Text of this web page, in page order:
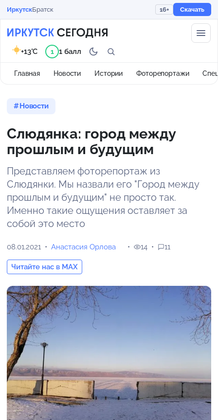
ИркутскБратск 16+ Скачать
Главная Новости Истории Фоторепортажи
+13°C 1 1 балл
Новости
Слюдянка: город между
прошлым и будущим
Представляем фоторепортаж из
Слюдянки. Мы назвали его "Город между
прошлым и будущим" не просто так.
Именно такие ощущения оставляет за
собой это место
08.01.2021 Анастасия Орлова
Читайте нас в MAX
14 11